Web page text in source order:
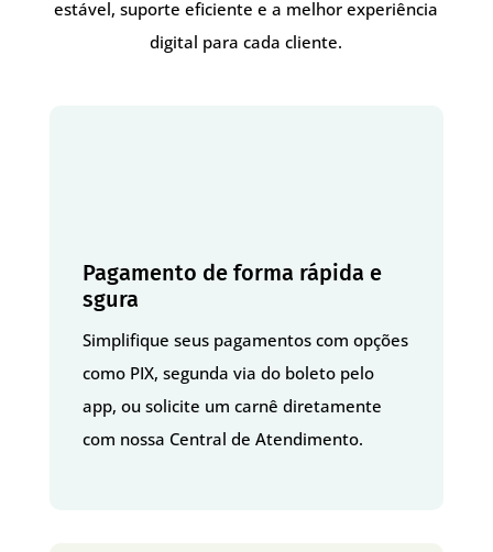
estável, suporte eficiente e a melhor experiência
digital para cada cliente.
Pagamento de forma rápida e
sgura
Simplifique seus pagamentos com opções
como PIX, segunda via do boleto pelo
app, ou solicite um carnê diretamente
com nossa Central de Atendimento.